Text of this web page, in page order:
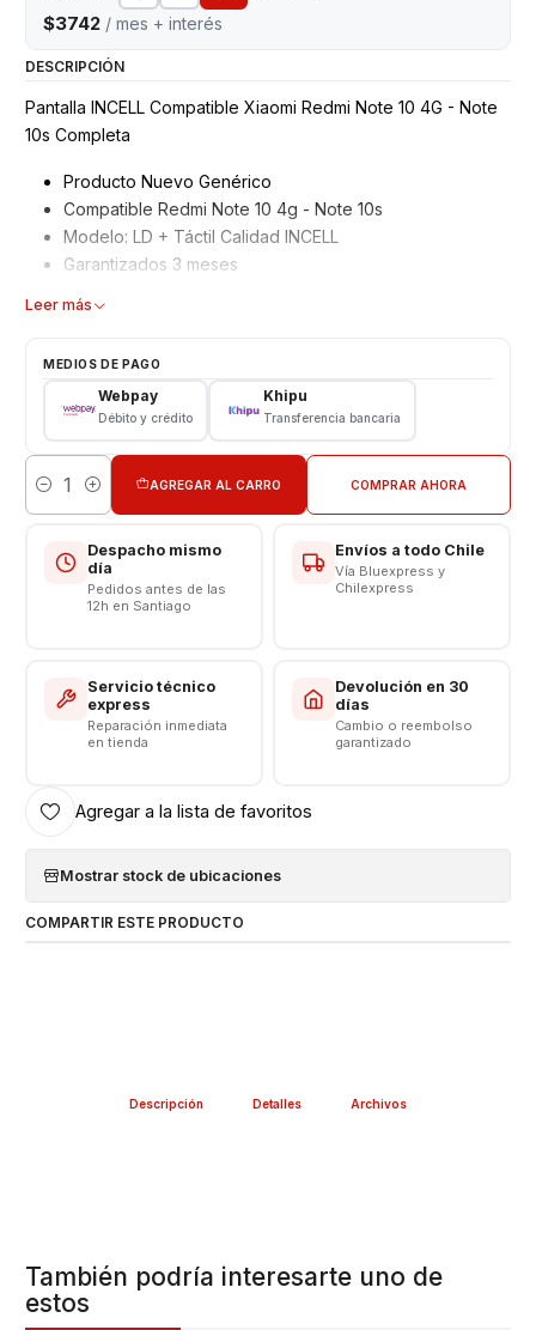
$3742 / mes + interés
DESCRIPCIÓN
Pantalla INCELL Compatible Xiaomi Redmi Note 10 4G - Note
10s Completa
Producto Nuevo Genérico
Compatible Redmi Note 10 4g - Note 10s
Modelo: LD + Táctil Calidad INCELL
Garantizados 3 meses
Características
Modelo: Redmi Note 10 4G - Note 10S
VALOR NO INCLUYE INSTALACION EN TIENDA
Leer más
MEDIOS DE PAGO
Webpay
Débito y crédito
Khipu
Transferencia bancaria
Cantidad
AGREGAR AL CARRO COMPRAR AHORA
Despacho mismo
día
Pedidos antes de las
12h en Santiago
Envíos a todo Chile
Vía Bluexpress y
Chilexpress
Servicio técnico
express
Reparación inmediata
en tienda
Devolución en 30
días
Cambio o reembolso
garantizado
Agregar a la lista de favoritos
Mostrar stock de ubicaciones
COMPARTIR ESTE PRODUCTO
Descripción Detalles Archivos
También podría interesarte uno de
estos